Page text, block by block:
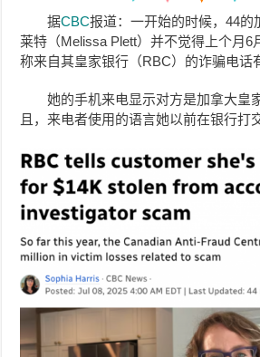
据CBC报道：一开始的时候，44的
莱特（Melissa Plett）并不觉得上个月6
称来自其皇家银行（RBC） 的诈骗电话
她的手机来电显示对方是加拿大皇
且，来电者使用的语言她以前在银行打